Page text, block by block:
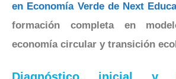
en Economía Verde de Next
formación completa en
economía circular y transición